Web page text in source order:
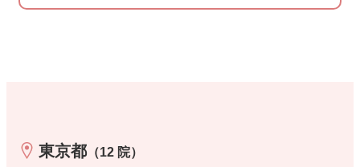
東京都 （12 院）